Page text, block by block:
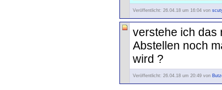
Veröffentlicht: 26.04.18 um 16:04 von
verstehe ich das
Abstellen noch
wird ?
Veröffentlicht: 26.04.18 um 20:49 von